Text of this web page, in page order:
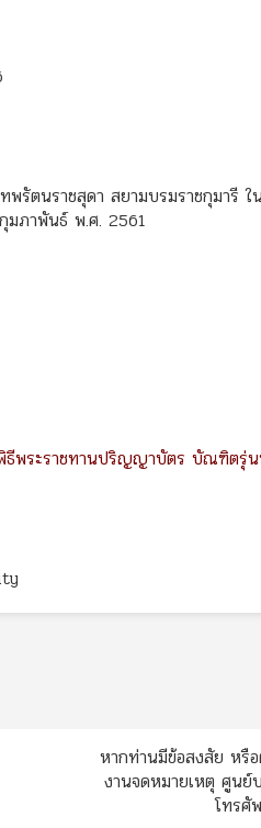
พรัตนราชสุดา สยามบรมราชกุมารี
ภาพันธ์ พ.ศ. 2561
ธีพระราชทานปริญญาบัตร บัณฑิตรุ่
หากท่านมีข้อสงสัย หรื
งานจดหมายเหตุ ศูนย์
โทรศั